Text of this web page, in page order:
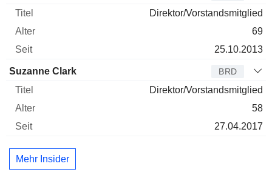
Direktor/Vorstandsmitglied
69
25.10.2013
Suzanne Clark BRD
Direktor/Vorstandsmitglied
58
27.04.2017
Mehr Insider